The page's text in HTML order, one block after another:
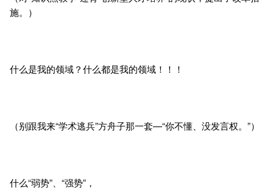
施。）
什么是我的领域？什么都是我的领域！！！
（别跟我来“学术逃兵”方舟子那一套—“你不懂、没发言权。”）
什么“弱势”、“强势”，